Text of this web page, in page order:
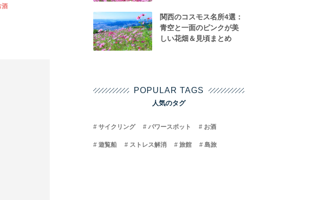
酒
関西のコスモス名所4選：
青空と一面のピンクが美
しい花畑＆見頃まとめ
POPULAR TAGS
人気のタグ
サイクリング パワースポット お酒
遊覧船 ストレス解消 旅館 島旅